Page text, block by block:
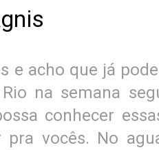
e acho que já
na semana
conhecer
vocês. No